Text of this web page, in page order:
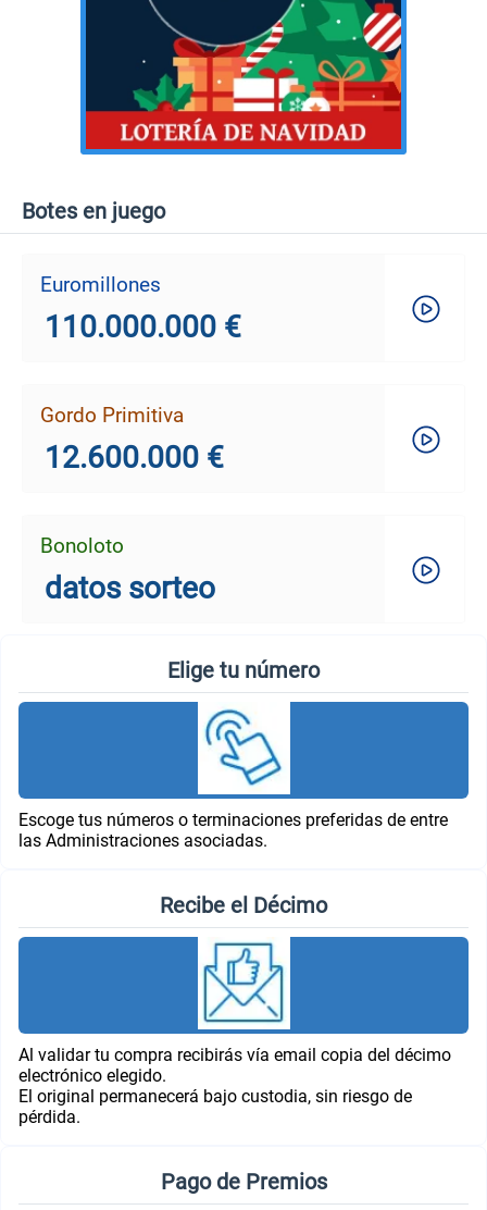
Botes en juego
Euromillones
110.000.000 €
Gordo Primitiva
12.600.000 €
Bonoloto
datos sorteo
Elige tu número
Escoge tus números o terminaciones preferidas de entre
las Administraciones asociadas.
Recibe el Décimo
Al validar tu compra recibirás vía email copia del décimo
electrónico elegido.
El original permanecerá bajo custodia, sin riesgo de
pérdida.
Pago de Premios